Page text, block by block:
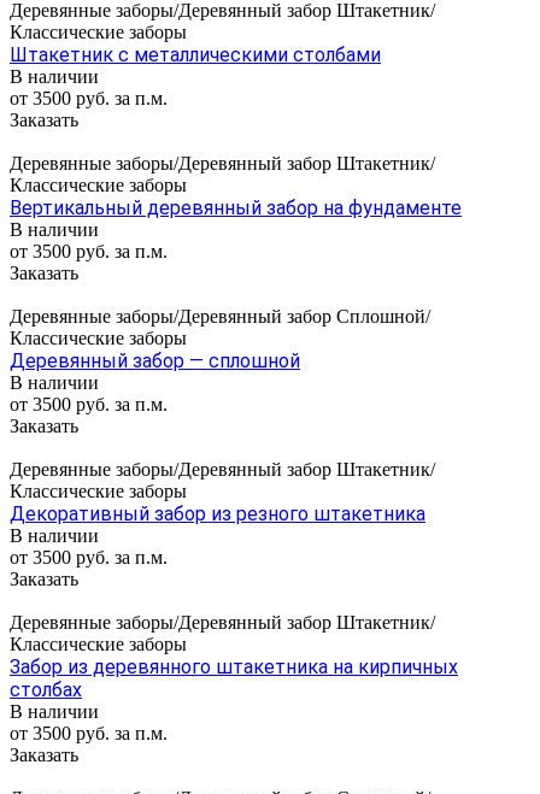
Деревянные заборы/Деревянный забор Штакетник/
Классические заборы
Штакетник с металлическими столбами
В наличии
от 3500 руб. за п.м.
Заказать
Деревянные заборы/Деревянный забор Штакетник/
Классические заборы
Вертикальный деревянный забор на фундаменте
В наличии
от 3500 руб. за п.м.
Заказать
Деревянные заборы/Деревянный забор Сплошной/
Классические заборы
Деревянный забор — сплошной
В наличии
от 3500 руб. за п.м.
Заказать
Деревянные заборы/Деревянный забор Штакетник/
Классические заборы
Декоративный забор из резного штакетника
В наличии
от 3500 руб. за п.м.
Заказать
Деревянные заборы/Деревянный забор Штакетник/
Классические заборы
Забор из деревянного штакетника на кирпичных
столбах
В наличии
от 3500 руб. за п.м.
Заказать